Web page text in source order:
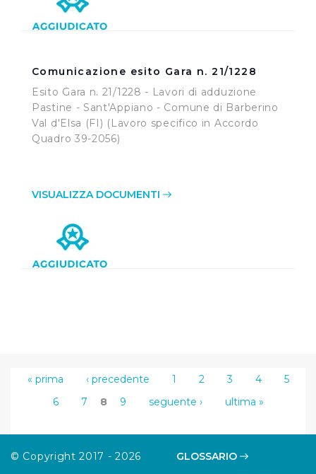
Comunicazione esito Gara n. 21/1228
Esito Gara n. 21/1228 - Lavori di adduzione
Pastine - Sant'Appiano - Comune di Barberino
Val d'Elsa (FI) (Lavoro specifico in Accordo
Quadro 39-2056)
VISUALIZZA DOCUMENTI
« prima ‹ precedente 1 2 3 4
5
6
7 8 9 seguente › ultima »
© Copyright 2017 - 2026
GLOSSARIO